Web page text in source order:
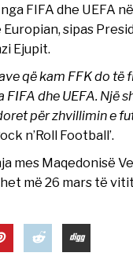
FIFA dhe UEFA
sipas
Ejupit.
që kam FFK do të
FIFA dhe UEFA. Një
për zhvillimin e
n’Roll Football’.
mes Maqedonisë
më 26 mars të